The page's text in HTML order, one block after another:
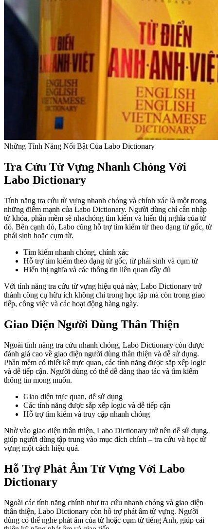
Những Tính Năng Nổi Bật Của Labo Dictionary
Tra Cứu Từ Vựng Nhanh Chóng Với
Labo Dictionary
Tính năng tra cứu từ vựng nhanh chóng và chính xác là một trong
những điểm mạnh của Labo Dictionary. Người dùng chỉ cần nhập
từ khóa, phần mềm sẽ nhachóng tìm kiếm và hiển thị nghĩa của từ
đó. Bên cạnh đó, Labo cũng hỗ trợ tìm kiếm từ theo dạng từ gốc, từ
phái sinh hoặc cụm từ.
Tìm kiếm nhanh chóng, chính xác
Hỗ trợ tìm kiếm theo dạng từ gốc, từ phái sinh và cụm từ
Hiển thị nghĩa và các thông tin liên quan đầy đủ
Với tính năng tra cứu từ vựng hiệu quả này, Labo Dictionary trở
thành công cụ hữu ích không chỉ trong học tập mà còn trong giao
tiếp, công việc và các hoạt động hàng ngày.
Giao Diện Người Dùng Thân Thiện
Ngoài tính năng tra cứu nhanh chóng, Labo Dictionary còn được
đánh giá cao về giao diện người dùng thân thiện và dễ sử dụng.
Phần mềm có thiết kế trực quan, các tính năng được sắp xếp logic
và dễ tiếp cận. Người dùng có thể dễ dàng thao tác và tìm kiếm
thông tin mong muốn.
Giao diện trực quan, dễ sử dụng
Các tính năng được sắp xếp logic và dễ tiếp cận
Hỗ trợ tìm kiếm và truy cập nhanh chóng
Nhờ vào giao diện thân thiện, Labo Dictionary trở nên dễ sử dụng,
giúp người dùng tập trung vào mục đích chính – tra cứu và học từ
vựng một cách hiệu quả.
Hỗ Trợ Phát Âm Từ Vựng Với Labo
Dictionary
Ngoài các tính năng chính như tra cứu nhanh chóng và giao diện
thân thiện, Labo Dictionary còn hỗ trợ phát âm từ vựng. Người
dùng có thể nghe phát âm của từ hoặc cụm từ tiếng Anh, giúp cải